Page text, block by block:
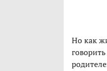
Но как